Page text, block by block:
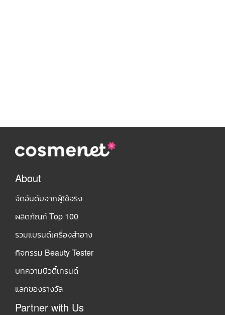
About
จัดอันดับจากผู้ใช้จริง
ผลิตภัณฑ์ Top 100
รวมแบรนด์เครื่องสำอาง
กิจกรรม Beauty Tester
บทความบิวตี้เทรนด์
แลกของรางวัล
Partner with Us